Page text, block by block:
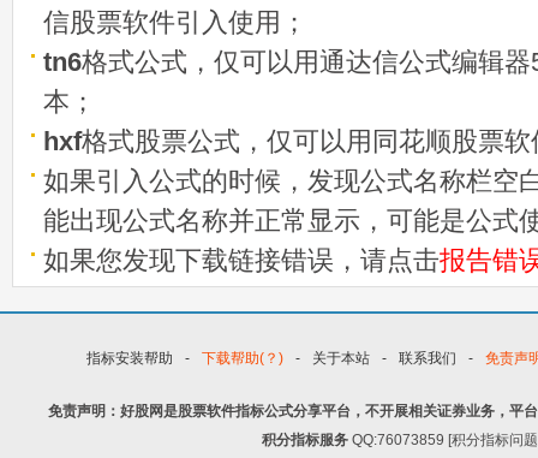
信股票软件引入使用；
tn6格式公式，仅可以用通达信公式编辑
本；
hxf格式股票公式，仅可以用同花顺股票
如果引入公式的时候，发现公式名称栏空
能出现公式名称并正常显示，可能是公式
如果您发现下载链接错误，请点击报告错
指标安装帮助 - 下载帮助(？) - 关于本站 - 联系我们 - 免责声
免责声明：好股网是股票软件指标公式分享平台，不开展相关证券业务，平
积分指标服务 QQ:76073859 [积分指标问